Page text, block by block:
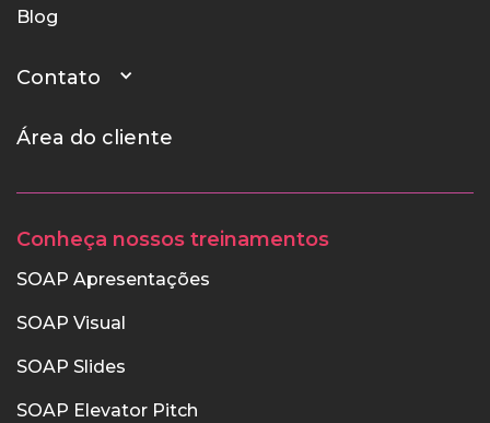
Blog
Contato
Área do cliente
Conheça nossos treinamentos
SOAP Apresentações
SOAP Visual
SOAP Slides
SOAP Elevator Pitch